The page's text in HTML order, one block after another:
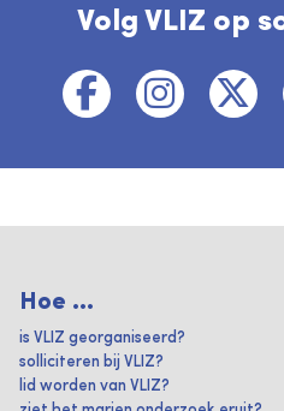
Volg VLIZ op
Hoe ...
is VLIZ georganiseerd?
solliciteren bij VLIZ?
lid worden van VLIZ?